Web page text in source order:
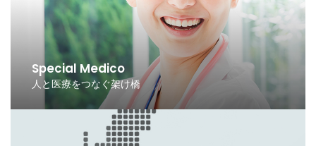
Special Medico
人と医療をつなぐ架け橋